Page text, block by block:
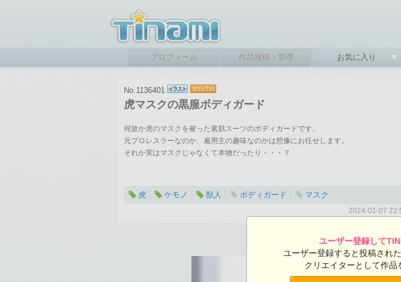
プロフィール 作品投稿・管理 お気に入り
No.1136401
虎マスクの黒服ボディガード
何故か虎のマスクを被った素肌スーツのボディガードです。
元プロレスラーなのか、雇用主の趣味なのかは想像にお任せします。
それか実はマスクじゃなくて本物だったり・・・？
虎 ケモノ 獣人 ボディガード マスク
2024-01-07
緑光さん
ユーザー登録して
ユーザー登録すると投稿され
クリエイターとして作品